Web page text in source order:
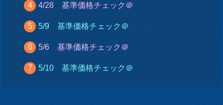
4/28 基準価格チェック＠
5/9 基準価格チェック＠
5/6 基準価格チェック＠
5/10 基準価格チェック＠